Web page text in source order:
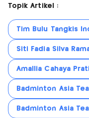
Topik Artikel :
Tim Bulu Tangkis
Siti Fadia Silva
Amallia Cahaya
Badminton Asia
Badminton Asia